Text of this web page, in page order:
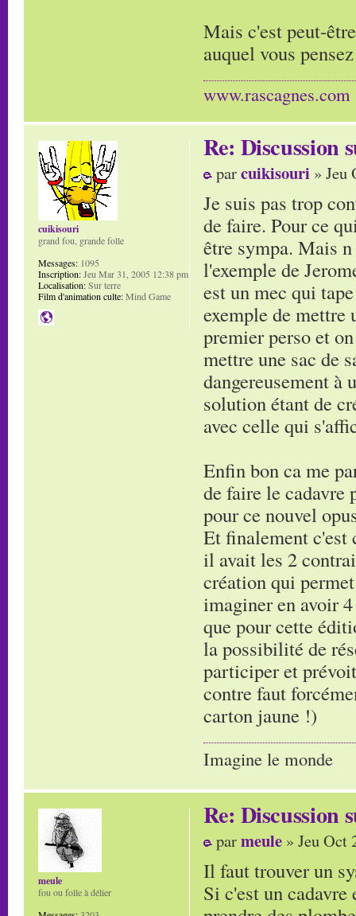
Mais c'est peut-
auquel vous
www.rascagnes.com
Re: Discussion
parcuikisouri » Jeu
Je suis pas trop
de faire. Pour ce
être sympa. Mais
l'exemple de
est un mec qui
exemple de mettre
premier perso et
mettre une sac de
dangereusement à
solution étant de
avec celle qui
Enfin bon ca me
de faire le cadavre
pour ce nouvel
Et finalement c'est
il avait les 2
création qui
imaginer en avoir
que pour cette
la possibilité de
participer et
contre faut
carton jaune !)
Imagine le monde
cuikisouri
grand fou, grande folle
Messages: 1095
Inscription:Jeu Mar 31, 2005 12:38 pm
Localisation:Sur terre
Film d'animation culte:Mind Game
Re: Discussion
parmeule » Jeu Oct
Il faut trouver un
Si c'est un cadavre
meule
fou ou folle à délier